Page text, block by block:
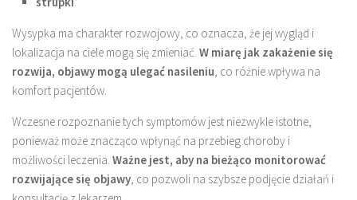
Wysypka ma charakter rozwojowy, co oznacza, że jej wygląd i
lokalizacja na ciele mogą się zmieniać. W miarę jak zakażenie się
rozwija, objawy mogą ulegać nasileniu, co różnie wpływa na
komfort pacjentów.
Wczesne rozpoznanie tych symptomów jest niezwykle istotne,
ponieważ może znacząco wpłynąć na przebieg choroby i
możliwości leczenia. Ważne jest, aby na bieżąco monitorować
rozwijające się objawy, co pozwoli na szybsze podjęcie działań i